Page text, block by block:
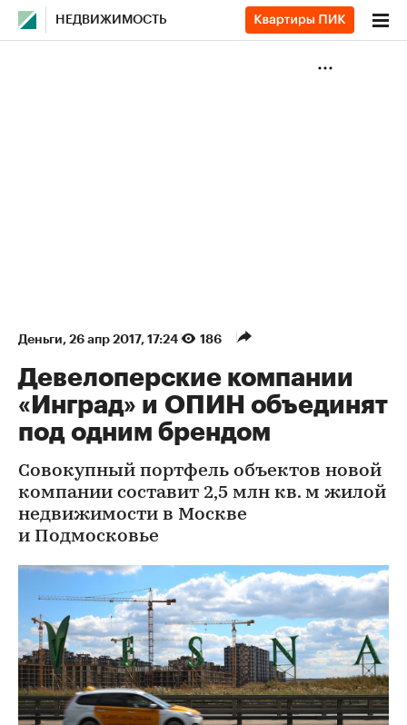
НЕДВИЖИМОСТЬ
Деньги⁠, 26 апр 2017, 17:24 186
Девелоперские компании
«Инград» и ОПИН объединят
под одним брендом
Совокупный портфель объектов новой
компании составит 2,5 млн кв. м жилой
недвижимости в Москве
и Подмосковье